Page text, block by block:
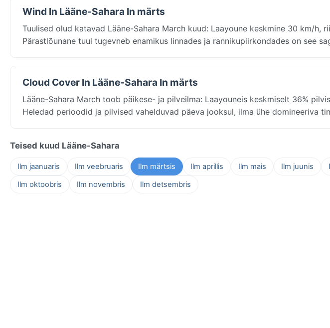
Wind In Lääne-Sahara In märts
Tuulised olud katavad Lääne-Sahara March kuud: Laayoune keskmine 30 km/h,
Pärastlõunane tuul tugevneb enamikus linnades ja rannikupiirkondades on see
Cloud Cover In Lääne-Sahara In märts
Lääne-Sahara March toob päikese- ja pilveilma: Laayouneis keskmiselt 36%
Heledad perioodid ja pilvised vahelduvad päeva jooksul, ilma ühe domineeriva
Teised kuud Lääne-Sahara
Ilm jaanuaris Ilm veebruaris Ilm märtsis Ilm aprillis Ilm mais Ilm juunis
Ilm oktoobris
Ilm novembris Ilm detsembris